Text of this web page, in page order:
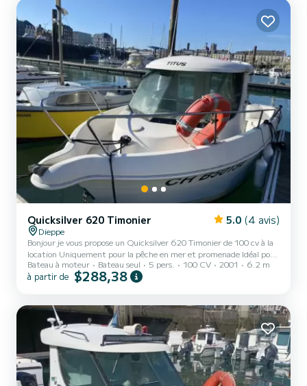
Quicksilver 620 Timonier 5.0 (4 avis)
Dieppe
Bonjour je vous propose un Quicksilver 620 Timonier de 100 cv à la
location Uniquement pour la pêche en mer et promenade Idéal pour
4 personnes à bord, autorisé jusqu'a 6 personnes ATTENTION
BOUEE TRACTEE INTERDIT SUR CE TYPE DE BATEAU il est equipé
pêche à disposition sur place gratuitement Le départ se fait du Port
de Plaisance de Dieppe Bassin Ango Parking gratuit...
Bateau à moteur Bateau seul 5 pers. 100 CV 2001 6.2 m
à partir de $288,38